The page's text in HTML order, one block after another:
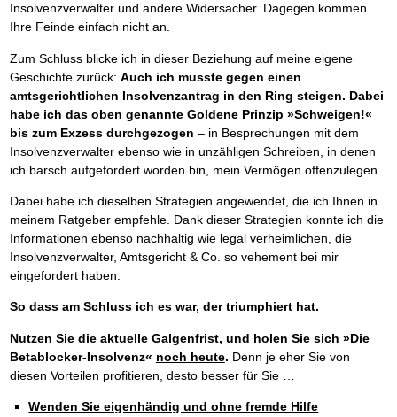
Insolvenzverwalter und andere Widersacher. Dagegen kommen
Ihre Feinde einfach nicht an.
Zum Schluss blicke ich in dieser Beziehung auf meine eigene
Geschichte zurück: Auch ich musste gegen einen
amtsgerichtlichen Insolvenzantrag in den Ring steigen. Dabei
habe ich das oben genannte Goldene Prinzip »Schweigen!«
bis zum Exzess durchgezogen – in Besprechungen mit dem
Insolvenzverwalter ebenso wie in unzähligen Schreiben, in denen
ich barsch aufgefordert worden bin, mein Vermögen offenzulegen.
Dabei habe ich dieselben Strategien angewendet, die ich Ihnen in
meinem Ratgeber empfehle. Dank dieser Strategien konnte ich die
Informationen ebenso nachhaltig wie legal verheimlichen, die
Insolvenzverwalter, Amtsgericht & Co. so vehement bei mir
eingefordert haben.
So dass am Schluss ich es war, der triumphiert hat.
Nutzen Sie die aktuelle Galgenfrist, und holen Sie sich »Die
Betablocker-Insolvenz« noch heute. Denn je eher Sie von
diesen Vorteilen profitieren, desto besser für Sie …
Wenden Sie eigenhändig und ohne fremde Hilfe